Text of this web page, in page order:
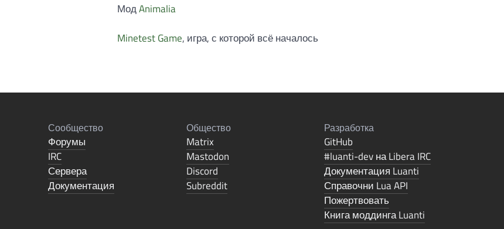
МодAnimalia
Minetest Game, игра, с которой всё началось
Сообщество
Форумы
IRC
Сервера
Документация
Общество
Matrix
Mastodon
Discord
Subreddit
Разработка
GitHub
#luanti-dev на Libera IRC
Документация Luanti
Справочни Lua API
Пожертвовать
Книга моддинга Luanti